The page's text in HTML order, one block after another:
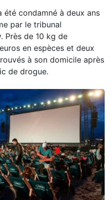
été condamné à deux ans
par le tribunal
Près de 10 kg de
en espèces et deux
à son domicile après
de drogue.